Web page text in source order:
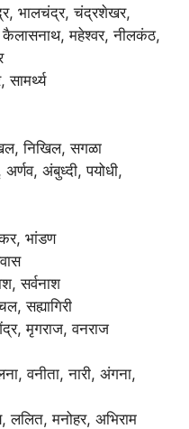
भालचंद्र, चंद्रशेखर,
कैलासनाथ, महेश्वर, नीलकंठ,
निखिल, सगळा
अंबुध्दी, पयोधी,
भांडण
सर्वनाश
सह्यागिरी
मृगराज, वनराज
वनीता, नारी, अंगना,
मनोहर, अभिराम